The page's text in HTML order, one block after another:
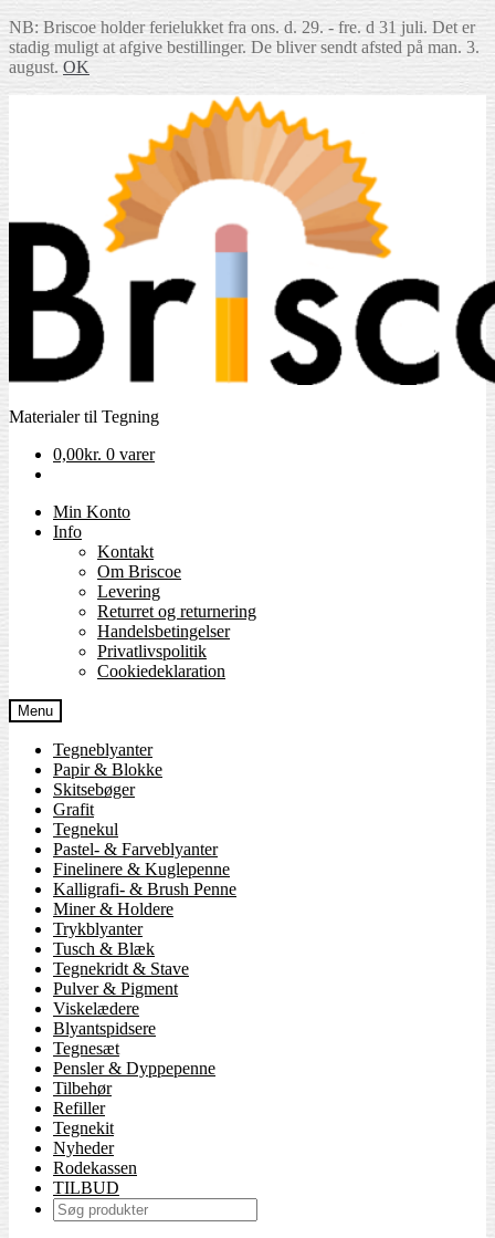
NB: Briscoe holder ferielukket fra ons. d. 29. - fre. d 31 juli. Det er
stadig muligt at afgive bestillinger. De bliver sendt afsted på man. 3.
august. OK
Materialer til Tegning
0,00kr. 0 varer
Min Konto
Info
Kontakt
Om Briscoe
Levering
Returret og returnering
Handels­betingelser
Privatlivspolitik
Cookiedeklaration
Menu
Tegneblyanter
Papir & Blokke
Skitsebøger
Grafit
Tegnekul
Pastel- & Farveblyanter
Finelinere & Kuglepenne
Kalligrafi- & Brush Penne
Miner & Holdere
Trykblyanter
Tusch & Blæk
Tegnekridt & Stave
Pulver & Pigment
Viskelædere
Blyantspidsere
Tegnesæt
Pensler & Dyppepenne
Tilbehør
Refiller
Tegnekit
Nyheder
Rodekassen
TILBUD